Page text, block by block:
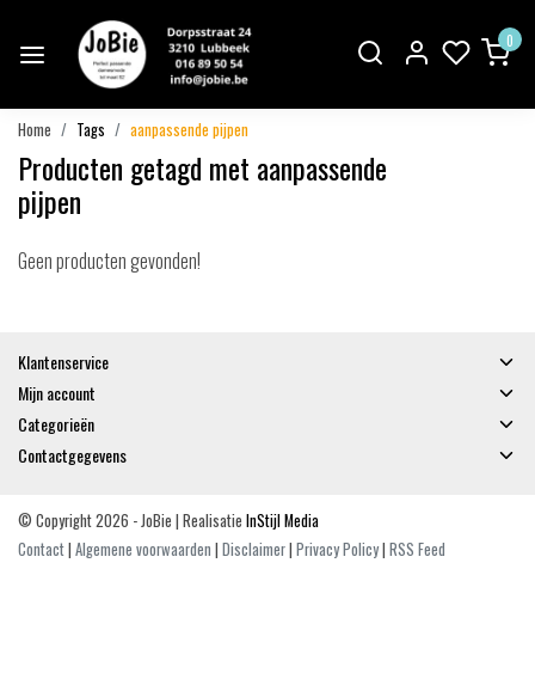
0
Home Tags aanpassende pijpen
Producten getagd met aanpassende
pijpen
Geen producten gevonden!
Klantenservice
Mijn account
Categorieën
Contactgegevens
© Copyright 2026 - JoBie | Realisatie InStijl Media
Contact| Algemene voorwaarden | Disclaimer| Privacy Policy| RSS Feed